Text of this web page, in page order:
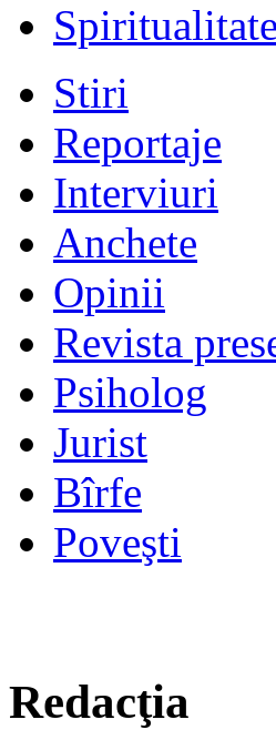
Spiritualitate
Stiri
Reportaje
Interviuri
Anchete
Opinii
Revista
Psiholog
Jurist
Bîrfe
Poveşti
Redacţia